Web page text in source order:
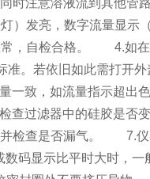
时注意溶液流到其他管路
发亮，数字流量显示
自检合格。
4.如在5
准。若依旧如此需
，如流量指示超出色
滤器中的硅胶是否变色
检查是否漏气。
7.仪器
示比平时大时，一